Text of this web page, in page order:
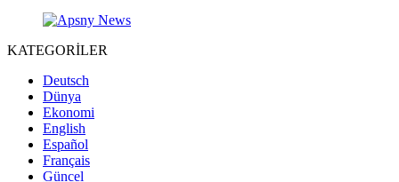
KATEGORİLER
Deutsch
Dünya
Ekonomi
English
Español
Français
Güncel